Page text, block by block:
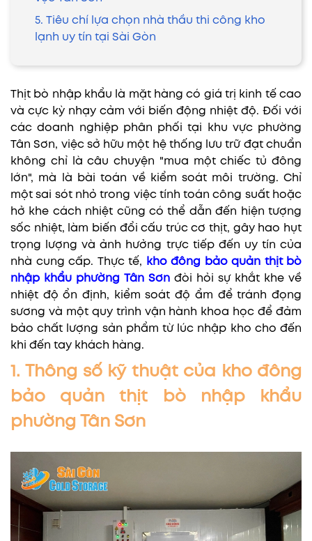
5. Tiêu chí lựa chọn nhà thầu thi công kho
lạnh uy tín tại Sài Gòn
Thịt bò nhập khẩu là mặt hàng có giá trị kinh tế cao
và cực kỳ nhạy cảm với biến động nhiệt độ. Đối với
các doanh nghiệp phân phối tại khu vực phường
Tân Sơn, việc sở hữu một hệ thống lưu trữ đạt chuẩn
không chỉ là câu chuyện "mua một chiếc tủ đông
lớn", mà là bài toán về kiểm soát môi trường. Chỉ
một sai sót nhỏ trong việc tính toán công suất hoặc
hở khe cách nhiệt cũng có thể dẫn đến hiện tượng
sốc nhiệt, làm biến đổi cấu trúc cơ thịt, gây hao hụt
trọng lượng và ảnh hưởng trực tiếp đến uy tín của
nhà cung cấp. Thực tế,
kho đông bảo quản thịt bò
nhập khẩu phường Tân Sơn đòi hỏi sự khắt khe về
nhiệt độ ổn định, kiểm soát độ ẩm để tránh đọng
sương và một quy trình vận hành khoa học để đảm
bảo chất lượng sản phẩm từ lúc nhập kho cho đến
khi đến tay khách hàng.
1. Thông số kỹ thuật của kho đông
bảo quản thịt bò nhập khẩu
phường Tân Sơn